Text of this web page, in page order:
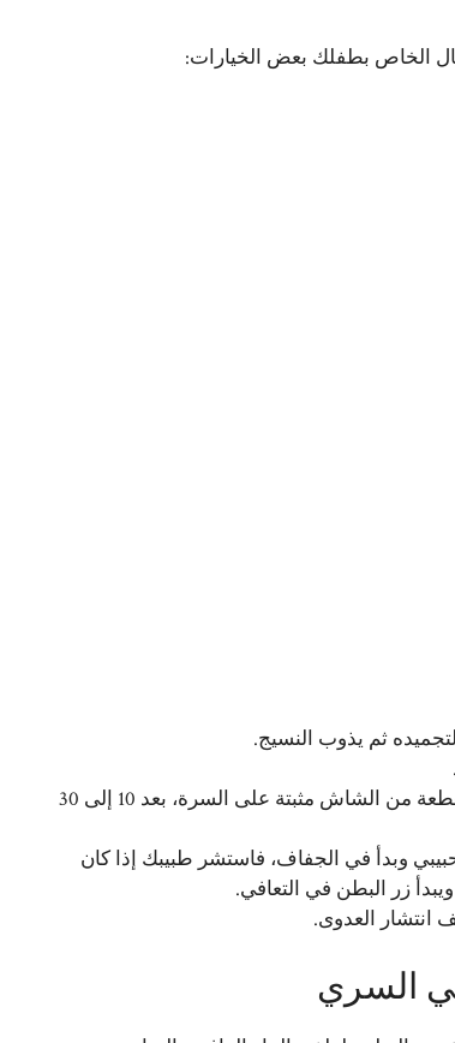
الخاص بطفلك بعض الخيارات:
ثم يذوب النسيج.
يمكن وضع القليل من الملح على الورم الحبيبي وحفظه في مكانه بقطعة من الشاش مثبتة على السرة، بعد 10 إلى 30
وبدأ في الجفاف، فاستشر طبيبك إذا كان
زر البطن في التعافي.
انتشار العدوى.
السري